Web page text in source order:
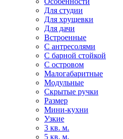
Для студии
Для хрущевки
Для дачи
Встроенные
С антресолями
С барной стойкой
С островом
Малогабаритные
Модульные
Скрытые ручки
Размер
Мини-кухни
Узкие
3 кв. м.
5 кв. м.